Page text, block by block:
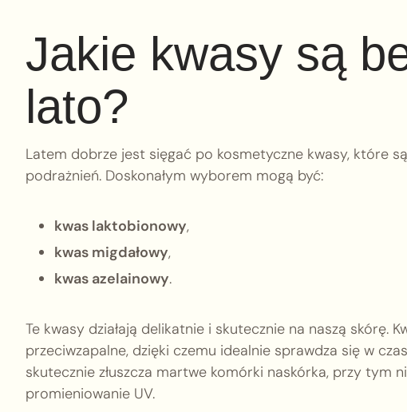
Jakie kwasy są
lato?
Latem dobrze jest sięgać po kosmetyczne kwasy, które
podrażnień. Doskonałym wyborem mogą być:
kwas laktobionowy,
kwas migdałowy,
kwas azelainowy.
Te kwasy działają delikatnie i skutecznie na naszą skórę.
przeciwzapalne, dzięki czemu idealnie sprawdza się w
skutecznie złuszcza martwe komórki naskórka, przy tym
promieniowanie UV.